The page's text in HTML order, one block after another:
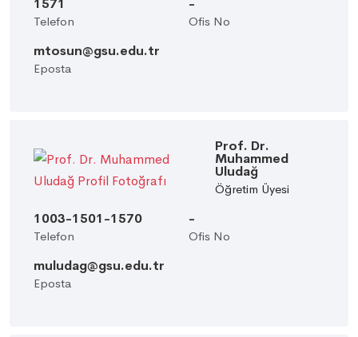
1571
Telefon
-
Ofis No
mtosun@gsu.edu.tr
Eposta
Prof. Dr.
Muhammed
Uludağ
Öğretim Üyesi
1003-1501-1570
Telefon
-
Ofis No
muludag@gsu.edu.tr
Eposta